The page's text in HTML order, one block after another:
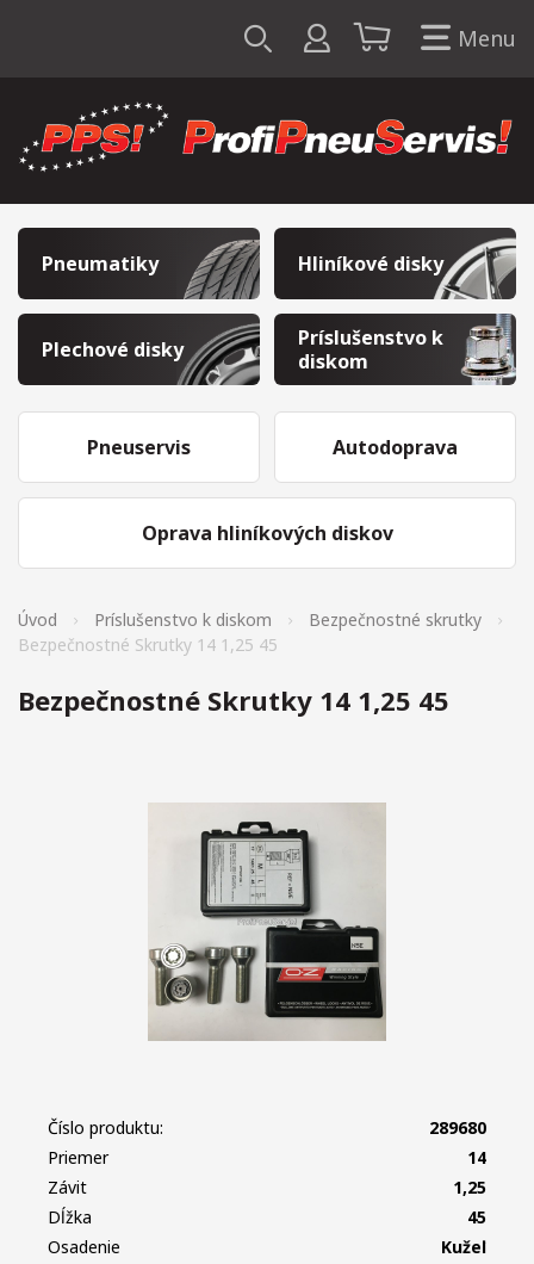
Menu
Pneumatiky Hliníkové disky
Plechové disky
Príslušenstvo k
diskom
Pneuservis
Oprava hliníkových diskov
Autodoprava
Úvod Príslušenstvo k diskom
Bezpečnostné skrutky
Bezpečnostné Skrutky 14 1,25 45
Bezpečnostné Skrutky 14 1,25 45
Číslo produktu:
289680
Priemer
14
Závit
1,25
Dĺžka
45
Osadenie
Kužeľ